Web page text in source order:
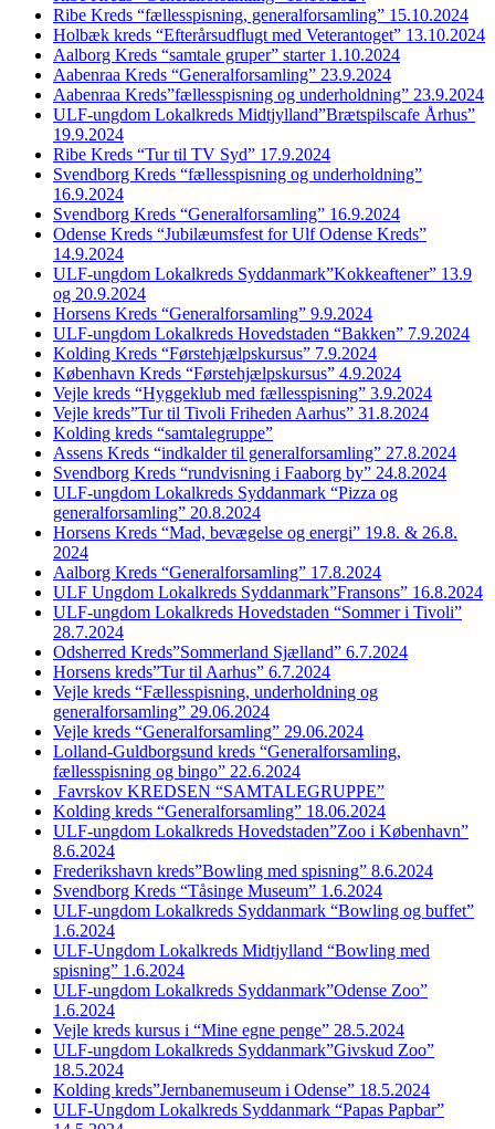
Ribe Kreds “fællesspisning, generalforsamling” 15.10.2024
Holbæk kreds “Efterårsudflugt med Veterantoget” 13.10.2024
Aalborg Kreds “samtale gruper” starter 1.10.2024
Aabenraa Kreds “Generalforsamling” 23.9.2024
Aabenraa Kreds”fællesspisning og underholdning” 23.9.2024
ULF-ungdom Lokalkreds Midtjylland”Brætspilscafe Århus”
19.9.2024
Ribe Kreds “Tur til TV Syd” 17.9.2024
Svendborg Kreds “fællesspisning og underholdning”
16.9.2024
Svendborg Kreds “Generalforsamling” 16.9.2024
Odense Kreds “Jubilæumsfest for Ulf Odense Kreds”
14.9.2024
ULF-ungdom Lokalkreds Syddanmark”Kokkeaftener” 13.9
og 20.9.2024
Horsens Kreds “Generalforsamling” 9.9.2024
ULF-ungdom Lokalkreds Hovedstaden “Bakken” 7.9.2024
Kolding Kreds “Førstehjælpskursus” 7.9.2024
København Kreds “Førstehjælpskursus” 4.9.2024
Vejle kreds “Hyggeklub med fællesspisning” 3.9.2024
Vejle kreds”Tur til Tivoli Friheden Aarhus” 31.8.2024
Kolding kreds “samtalegruppe”
Assens Kreds “indkalder til generalforsamling” 27.8.2024
Svendborg Kreds “rundvisning i Faaborg by” 24.8.2024
ULF-ungdom Lokalkreds Syddanmark “Pizza og
generalforsamling” 20.8.2024
Horsens Kreds “Mad, bevægelse og energi” 19.8. & 26.8.
2024
Aalborg Kreds “Generalforsamling” 17.8.2024
ULF Ungdom Lokalkreds Syddanmark”Fransons” 16.8.2024
ULF-ungdom Lokalkreds Hovedstaden “Sommer i Tivoli”
28.7.2024
Odsherred Kreds”Sommerland Sjælland” 6.7.2024
Horsens kreds”Tur til Aarhus” 6.7.2024
Vejle kreds “Fællesspisning, underholdning og
generalforsamling” 29.06.2024
Vejle kreds “Generalforsamling” 29.06.2024
Lolland-Guldborgsund kreds “Generalforsamling,
fællesspisning og bingo” 22.6.2024
Favrskov KREDSEN “SAMTALEGRUPPE”
Kolding kreds “Generalforsamling” 18.06.2024
ULF-ungdom Lokalkreds Hovedstaden”Zoo i København”
8.6.2024
Frederikshavn kreds”Bowling med spisning” 8.6.2024
Svendborg Kreds “Tåsinge Museum” 1.6.2024
ULF-ungdom Lokalkreds Syddanmark “Bowling og buffet”
1.6.2024
ULF-Ungdom Lokalkreds Midtjylland “Bowling med
spisning” 1.6.2024
ULF-ungdom Lokalkreds Syddanmark”Odense Zoo”
1.6.2024
Vejle kreds kursus i “Mine egne penge” 28.5.2024
ULF-ungdom Lokalkreds Syddanmark”Givskud Zoo”
18.5.2024
Kolding kreds”Jernbanemuseum i Odense” 18.5.2024
ULF-Ungdom Lokalkreds Syddanmark “Papas Papbar”